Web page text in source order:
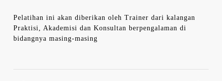
Pelatihan ini akan diberikan oleh Trainer dari kalangan
Praktisi, Akademisi dan Konsultan berpengalaman di
bidangnya masing-masing